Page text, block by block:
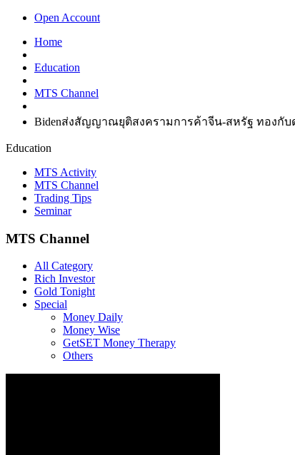
Open Account
Home
Education
MTS Channel
Bidenส่งสัญญาณยุติสงครามการค้าจีน-สหรัฐ ทองกับ
Education
MTS Activity
MTS Channel
Trading Tips
Seminar
MTS Channel
All Category
Rich Investor
Gold Tonight
Special
Money Daily
Money Wise
GetSET Money Therapy
Others